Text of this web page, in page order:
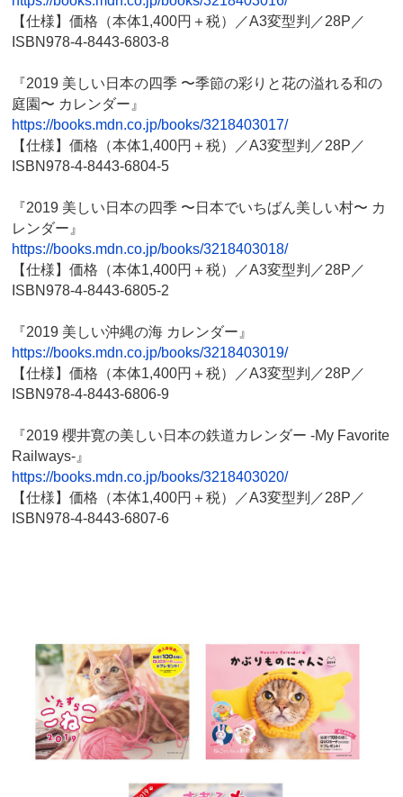
【仕様】価格（本体1,400円＋税）／A3変型判／28P／
ISBN978-4-8443-6803-8
『2019 美しい日本の四季 〜季節の彩りと花の溢れる和の
庭園〜 カレンダー』
https://books.mdn.co.jp/books/3218403017/
【仕様】価格（本体1,400円＋税）／A3変型判／28P／
ISBN978-4-8443-6804-5
『2019 美しい日本の四季 〜日本でいちばん美しい村〜 カ
レンダー』
https://books.mdn.co.jp/books/3218403018/
【仕様】価格（本体1,400円＋税）／A3変型判／28P／
ISBN978-4-8443-6805-2
『2019 美しい沖縄の海 カレンダー』
https://books.mdn.co.jp/books/3218403019/
【仕様】価格（本体1,400円＋税）／A3変型判／28P／
ISBN978-4-8443-6806-9
『2019 櫻井寛の美しい日本の鉄道カレンダー -My Favorite
Railways-』
https://books.mdn.co.jp/books/3218403020/
【仕様】価格（本体1,400円＋税）／A3変型判／28P／
ISBN978-4-8443-6807-6